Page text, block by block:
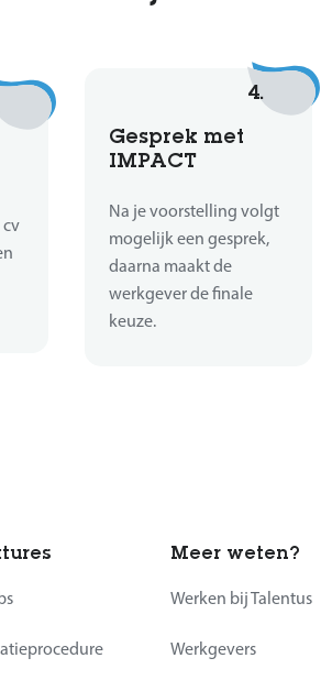
cv
4.
Gesprek met
IMPACT
Na je voorstelling volgt
mogelijk een gesprek,
daarna maakt de
werkgever de finale
keuze.
Meer weten?
Werken bij Talentus
Werkgevers